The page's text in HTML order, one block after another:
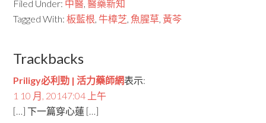
Filed Under: 中醫,醫藥新知
Tagged With:板藍根,牛樟芝, 魚腥草, 黃芩
Trackbacks
Priligy必利勁 | 活力藥師網表示:
1 10 月, 20147:04 上午
[…] 下一篇穿心蓮 […]